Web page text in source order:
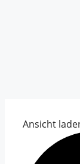
Ansicht